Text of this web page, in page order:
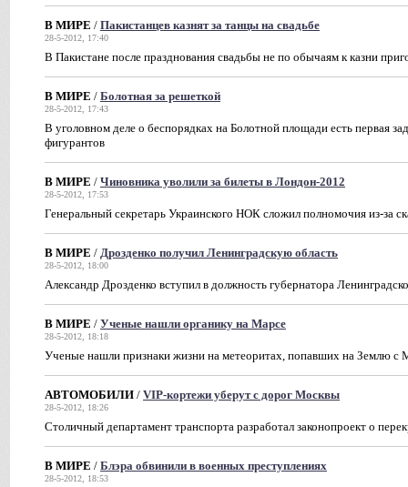
В МИРЕ / Пакистанцев казнят за танцы на свадьбе
28-5-2012, 17:40
В Пакистане после празднования свадьбы не по обычаям к казни
В МИРЕ / Болотная за решеткой
28-5-2012, 17:43
В уголовном деле о беспорядках на Болотной площади есть первая
фигурантов
В МИРЕ / Чиновника уволили за билеты в Лондон-2012
28-5-2012, 17:53
Генеральный секретарь Украинского НОК сложил полномочия из-за
В МИРЕ / Дрозденко получил Ленинградскую область
28-5-2012, 18:00
Александр Дрозденко вступил в должность губернатора
В МИРЕ / Ученые нашли органику на Марсе
28-5-2012, 18:18
Ученые нашли признаки жизни на метеоритах, попавших на Землю с
АВТОМОБИЛИ / VIP-кортежи уберут с дорог Москвы
28-5-2012, 18:26
Столичный департамент транспорта разработал законопроект о
В МИРЕ / Блэра обвинили в военных преступлениях
28-5-2012, 18:53